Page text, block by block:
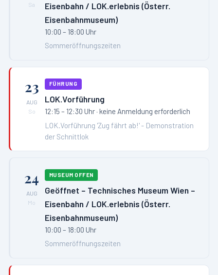
Sa
Eisenbahn / LOK.erlebnis (Österr.
Eisenbahnmuseum)
10:00 – 18:00 Uhr
Sommeröffnungszeiten
23
AUG
So
FÜHRUNG
LOK.Vorführung
12:15 – 12:30 Uhr · keine Anmeldung erforderlich
LOK.Vorführung 'Zug fährt ab!' - Demonstration
der Schnittlok
24
AUG
Mo
MUSEUM OFFEN
Geöffnet – Technisches Museum Wien –
Eisenbahn / LOK.erlebnis (Österr.
Eisenbahnmuseum)
10:00 – 18:00 Uhr
Sommeröffnungszeiten